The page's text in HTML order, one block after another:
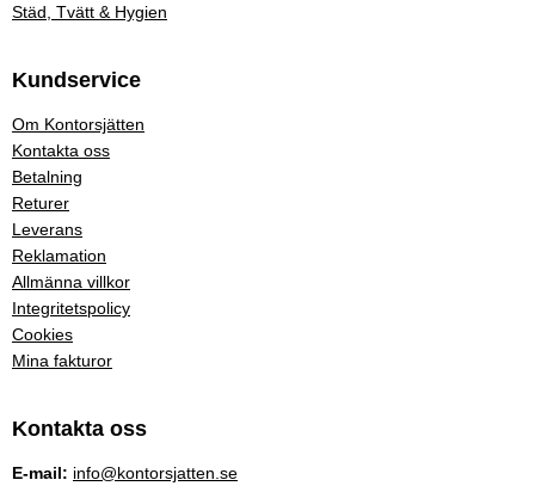
Städ, Tvätt & Hygien
Kundservice
Om Kontorsjätten
Kontakta oss
Betalning
Returer
Leverans
Reklamation
Allmänna villkor
Integritetspolicy
Cookies
Mina fakturor
Kontakta oss
E-mail: info@kontorsjatten.se